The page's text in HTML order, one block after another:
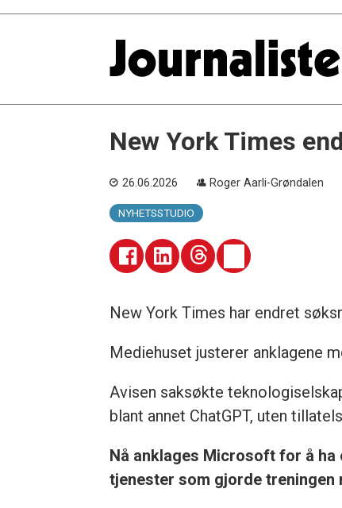
New York Times
26.06.2026 Roger Aarli-Grøndalen
NYHETSSTUDIO
New York Times har endret
Mediehuset justerer anklagene
Avisen saksøkte
blant annet ChatGPT, uten
Nå anklages Microsoft for å
tjenester som gjorde treningen